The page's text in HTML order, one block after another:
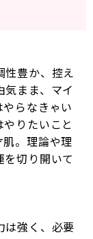
性豊か、控え
まま、マイ
らなきゃい
りたいこと
。理論や理
切り開いて
は強く、必要